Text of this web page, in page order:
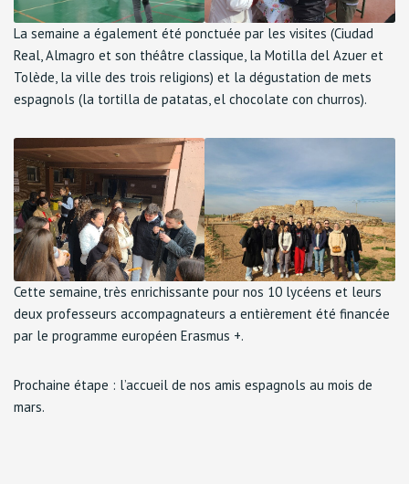
La semaine a également été ponctuée par les visites (Ciudad
Real, Almagro et son théâtre classique, la Motilla del Azuer et
Tolède, la ville des trois religions) et la dégustation de mets
espagnols (la tortilla de patatas, el chocolate con churros).
Cette semaine, très enrichissante pour nos 10 lycéens et leurs
deux professeurs accompagnateurs a entièrement été financée
par le programme européen Erasmus +.
Prochaine étape : l’accueil de nos amis espagnols au mois de
mars.